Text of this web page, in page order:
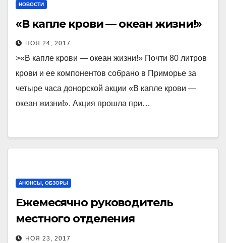
НОВОСТИ
«В капле крови — океан жизни!»
НОЯ 24, 2017
>«В капле крови — океан жизни!» Почти 80 литров
крови и ее компонентов собрано в Приморье за
четыре часа донорской акции «В капле крови —
океан жизни!». Акция прошла при…
АНОНСЫ, ОБЗОРЫ
Ежемесячно руководитель
местного отделения
Приморского регионального
НОЯ 23, 2017